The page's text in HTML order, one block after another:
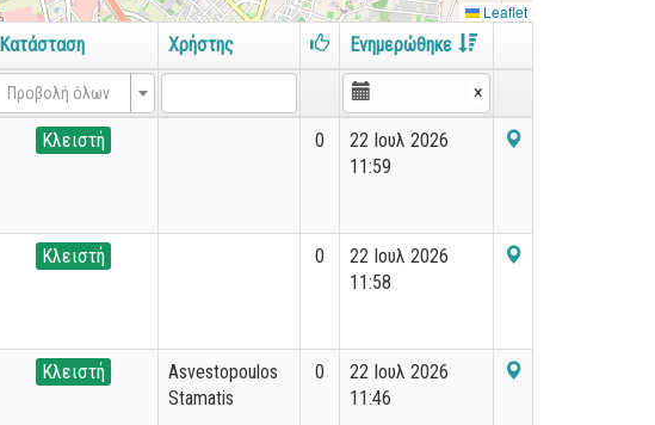
Leaflet
Κατάσταση Χρήστης Ενημερώθηκε
Προβολή όλων ×
Κλειστή 0
22 Ιουλ 2026
11:59
Κλειστή 0
22 Ιουλ 2026
11:58
Κλειστή
Asvestopoulos
Stamatis
0
22 Ιουλ 2026
11:46